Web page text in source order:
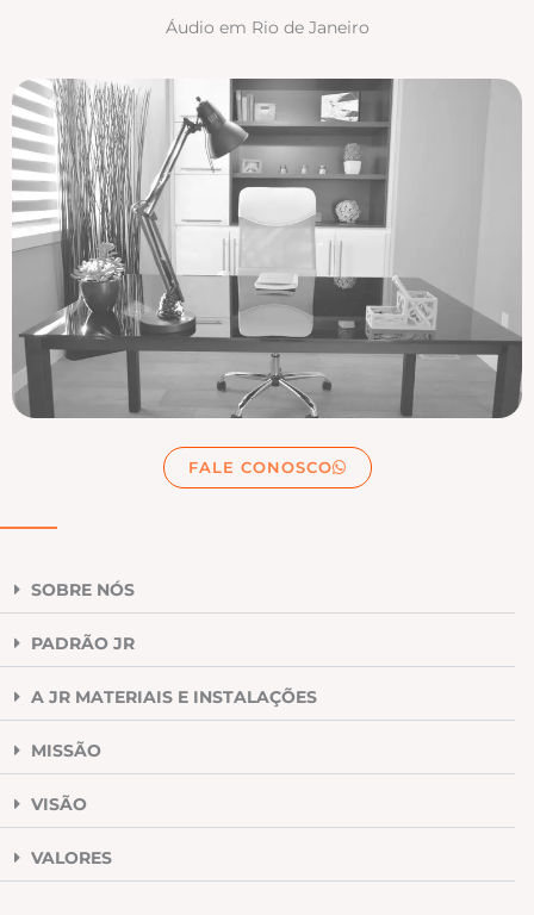
Áudio em Rio de Janeiro
FALE CONOSCO
SOBRE NÓS
PADRÃO JR
A JR MATERIAIS E INSTALAÇÕES
MISSÃO
VISÃO
VALORES